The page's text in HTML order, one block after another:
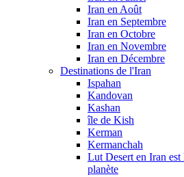
Iran en Août
Iran en Septembre
Iran en Octobre
Iran en Novembre
Iran en Décembre
Destinations de l'Iran
Ispahan
Kandovan
Kashan
île de Kish
Kerman
Kermanchah
Lut Desert en Iran
planète